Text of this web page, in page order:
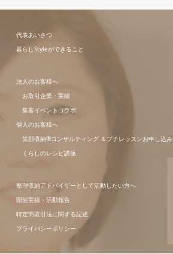
代表あいさつ
暮らしStyleができること
法人のお客様へ
お取引企業・実績
集客イベントコラボ
個人のお客様へ
笑顔収納®コンサルティング ＆プチレッスンお申し込み
くらしのレシピ講座
整理収納アドバイザーとして活動したい方へ
開催実績・活動報告
特定商取引法に関する記述
プライバシーポリシー